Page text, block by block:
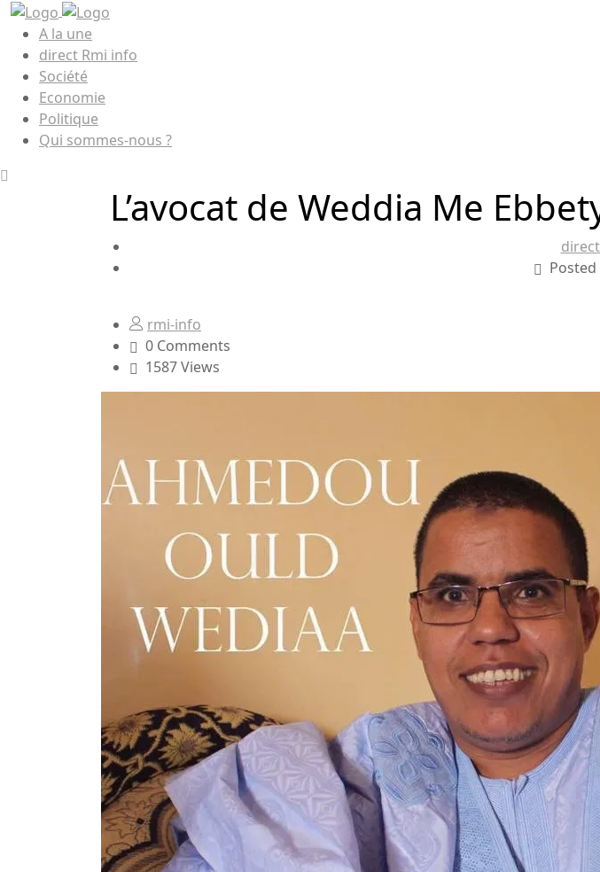
A la une
direct Rmi info
Société
Economie
Politique
Qui sommes-nous ?
L’avocat de Weddia Me
rmi-info
0 Comments
1587 Views